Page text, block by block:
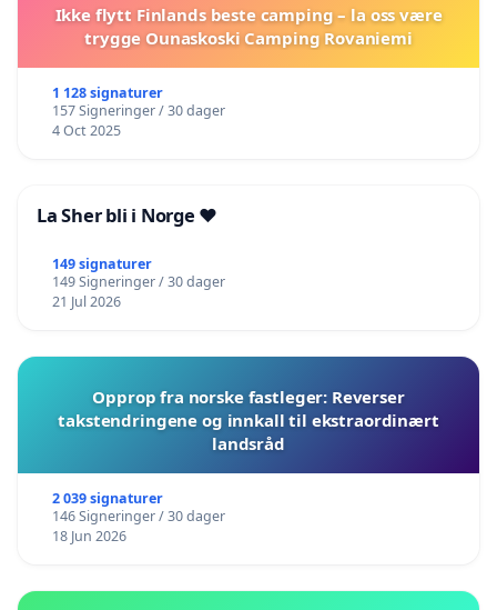
Ikke flytt Finlands beste camping – la oss være
trygge Ounaskoski Camping Rovaniemi
1 128 signaturer
157 Signeringer / 30 dager
4 Oct 2025
La Sher bli i Norge ❤️
149 signaturer
149 Signeringer / 30 dager
21 Jul 2026
Opprop fra norske fastleger: Reverser
takstendringene og innkall til ekstraordinært
landsråd
2 039 signaturer
146 Signeringer / 30 dager
18 Jun 2026